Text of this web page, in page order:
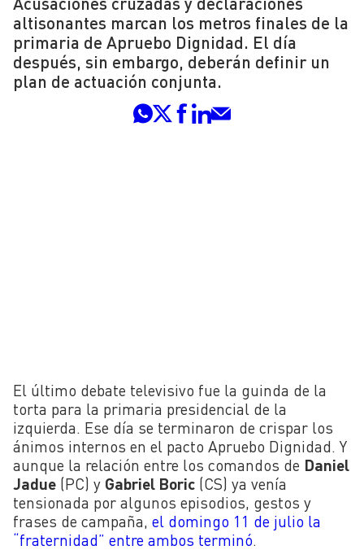
altisonantes marcan los metros finales de la
primaria de Apruebo Dignidad. El día
después, sin embargo, deberán definir un
plan de actuación conjunta.
El último debate televisivo fue la guinda de la
torta para la primaria presidencial de la
izquierda. Ese día se terminaron de crispar los
ánimos internos en el pacto Apruebo Dignidad. Y
aunque la relación entre los comandos de Daniel
Jadue (PC) y Gabriel Boric (CS) ya venía
tensionada por algunos episodios, gestos y
frases de campaña, el domingo 11 de julio la
“fraternidad” entre ambos terminó